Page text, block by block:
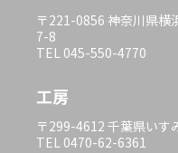
〒221-0856 神奈川県横
7-8
TEL 045-550-4770
工房
〒299-4612 千葉県いす
TEL 0470-62-6361